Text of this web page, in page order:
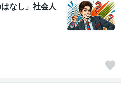
なし」社会人